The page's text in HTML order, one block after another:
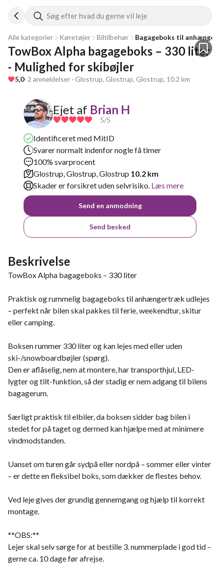
Søg efter hvad du gerne vil leje
Alle kategorier Køretøjer Biltilbehør Bagageboks til
TowBox Alpha bagageboks – 330 liter
- Mulighed for skibøjler
5,0· 2 anmeldelser · Glostrup, Glostrup, Glostrup, 10.2 km
Ejet af Brian H
5/5
Identificeret med MitID
Svarer normalt indenfor nogle få timer
100% svarprocent
Glostrup, Glostrup, Glostrup 10.2 km
Skader er forsikret uden selvrisiko. Læs mere
Send en anmodning
Send besked
Beskrivelse
TowBox Alpha bagageboks – 330 liter
Praktisk og rummelig bagageboks til anhængertræk udlejes
– perfekt når bilen skal pakkes til ferie, weekendtur, skitur
eller camping.
Boksen rummer 330 liter og kan lejes med eller uden
ski-/snowboardbøjler (spørg).
Den er aflåselig, nem at montere, har transporthjul, LED-
lygter og tilt-funktion, så der stadig er nem adgang til bilens
bagagerum.
Særligt praktisk til elbiler, da boksen sidder bag bilen i
stedet for på taget og dermed kan hjælpe med at minimere
vindmodstanden.
Uanset om turen går sydpå eller nordpå – sommer eller vinter
– er dette en fleksibel boks, som dækker de flestes behov.
Ved leje gives der grundig gennemgang og hjælp til korrekt
montage.
**OBS:**
Lejer skal selv sørge for at bestille 3. nummerplade i god tid –
gerne ca. 10 dage før afrejse.